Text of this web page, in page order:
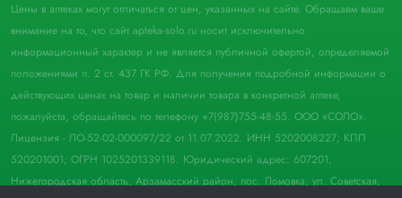
Цены в аптеках могут отличаться от цен, указанных на сайте. Обращаем ваше
внимание на то, что сайт apteka-solo.ru носит исключительно
информационный характер и не является публичной офертой, определяемой
положениями п. 2 ст. 437 ГК РФ. Для получения подробной информации о
действующих ценах на товар и наличии товара в конкретной аптеке,
пожалуйста, обращайтесь по телефону +7(987)755-48-55. ООО «СОЛО».
Лицензия - ЛО-52-02-000097/22 от 11.07.2022. ИНН 5202008227; КПП
520201001; ОГРН 1025201339118. Юридический адрес: 607201,
Нижегородская область, Арзамасский район, пос. Ломовка, ул. Советская,